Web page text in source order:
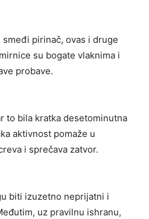
pirinač, ovas i druge
su bogate vlaknima i
probave.
to bila kratka desetominutna
aktivnost pomaže u
i sprečava zatvor.
biti izuzetno neprijatni i
uz pravilnu ishranu,